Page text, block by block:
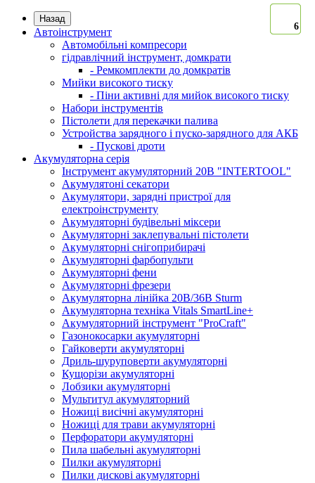
Назад
Автоінструмент
Автомобільні компресори
гідравлічний інструмент, домкрати
- Ремкомплекти до домкратів
Мийки високого тиску
- Піни активні для мийок високого тиску
Набори інструментів
Пістолети для перекачки палива
Устройства зарядного і пуско-зарядного для АКБ
- Пускові дроти
Акумуляторна серія
Інструмент акумуляторний 20В "INTERTOOL"
Акумулятоні секатори
Акумулятори, зарядні пристрої для
електроінструменту
Акумуляторні будівельні міксери
Акумуляторні заклепувальні пістолети
Акумуляторні снігоприбирачі
Акумуляторні фарбопульти
Акумуляторні фени
Акумуляторні фрезери
Акумуляторна лінійка 20В/36В Sturm
Акумуляторна техніка Vitals SmartLine+
Акумуляторний інструмент "ProCraft"
Газонокосарки акумуляторні
Гайковерти акумуляторні
Дриль-шуруповерти акумуляторні
Кущорізи акумуляторні
Лобзики акумуляторні
Мультитул акумуляторний
Ножиці висічні акумуляторні
Ножиці для трави акумуляторні
Перфоратори акумуляторні
Пила шабельні акумуляторні
Пилки акумуляторні
Пилки дискові акумуляторні
6
6
6
6
6